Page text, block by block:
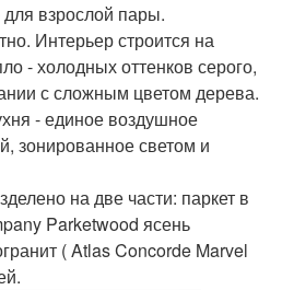
взрослой пары.
Интерьер строится на
- холодных оттенков серого,
с сложным цветом дерева.
- единое воздушное
зонированное светом и
на две части: паркет в
Parketwood ясень
( Atlas Concorde Marvel